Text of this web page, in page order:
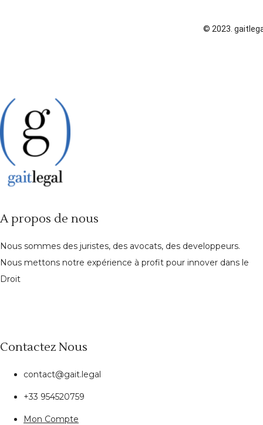
© 2023.
A propos de nous
Nous sommes des juristes, des avocats, des developpeurs.
Nous mettons notre expérience à profit pour innover dans le
Droit
Contactez Nous
contact@gait.legal
+33 954520759
Mon Compte